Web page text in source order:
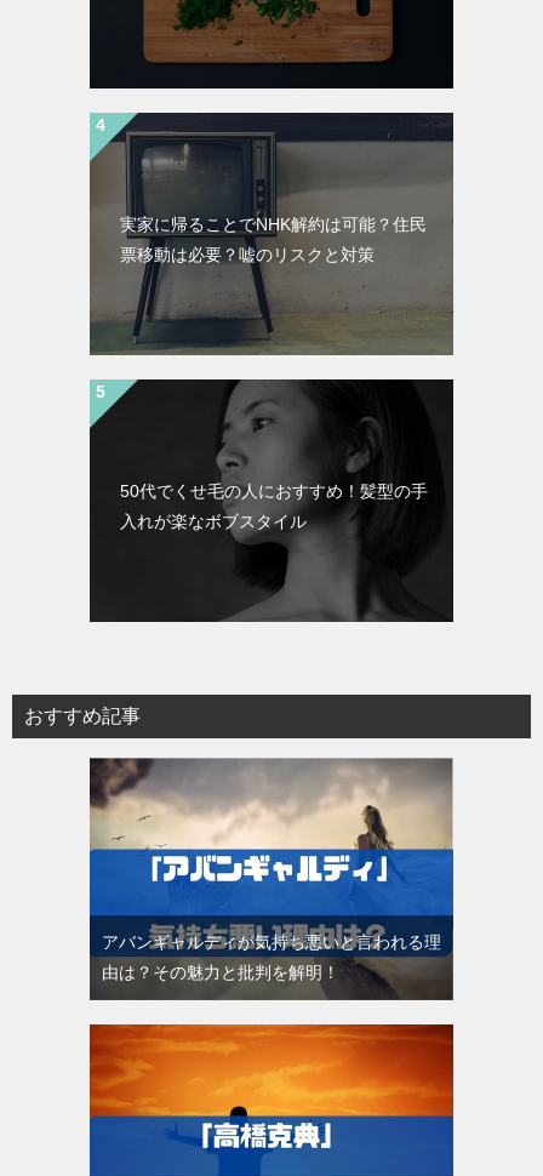
実家に帰ることでNHK解約は可能？住民
票移動は必要？嘘のリスクと対策
50代でくせ毛の人におすすめ！髪型の手
入れが楽なボブスタイル
おすすめ記事
アバンギャルディが気持ち悪いと言われる理
由は？その魅力と批判を解明！